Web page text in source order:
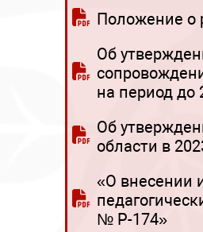
Положение о
Об
на период до
Об
области в
«О внесении
№ Р-174»